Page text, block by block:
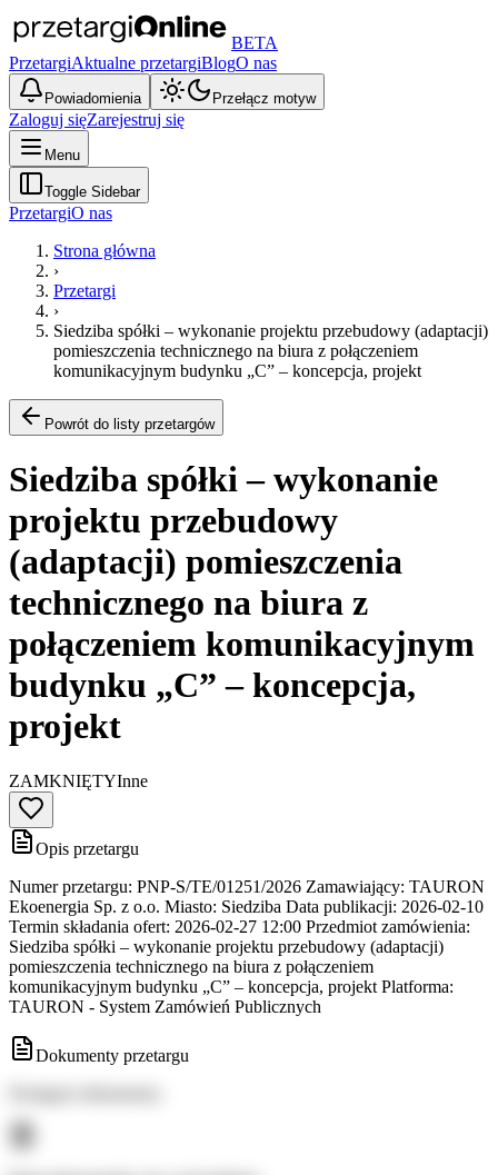
BETA
PrzetargiAktualne przetargiBlogO nas
Powiadomienia Przełącz motyw
Zaloguj sięZarejestruj się
Menu
Toggle Sidebar
PrzetargiO nas
Strona główna
›
Przetargi
›
Siedziba spółki – wykonanie projektu przebudowy (adaptacji)
pomieszczenia technicznego na biura z połączeniem
komunikacyjnym budynku „C” – koncepcja, projekt
Powrót do listy przetargów
Siedziba spółki – wykonanie
projektu przebudowy
(adaptacji) pomieszczenia
technicznego na biura z
połączeniem komunikacyjnym
budynku „C” – koncepcja,
projekt
ZAMKNIĘTYInne
Opis przetargu
Numer przetargu: PNP-S/TE/01251/2026 Zamawiający: TAURON
Ekoenergia Sp. z o.o. Miasto: Siedziba Data publikacji: 2026-02-10
Termin składania ofert: 2026-02-27 12:00 Przedmiot zamówienia:
Siedziba spółki – wykonanie projektu przebudowy (adaptacji)
pomieszczenia technicznego na biura z połączeniem
komunikacyjnym budynku „C” – koncepcja, projekt Platforma:
TAURON - System Zamówień Publicznych
Dokumenty przetargu